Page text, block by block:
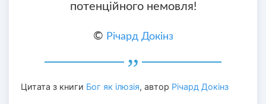
потенційного немовля!
© Річард Докінз
Цитата з книги Бог як ілюзія, автор Річард Докінз